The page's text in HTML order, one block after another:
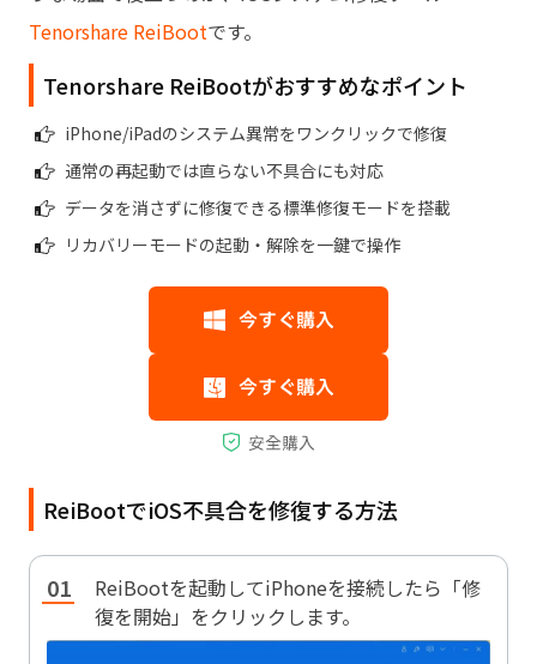
Tenorshare ReiBootです。
Tenorshare ReiBootがおすすめなポイント
iPhone/iPadのシステム異常をワンクリックで修復
通常の再起動では直らない不具合にも対応
データを消さずに修復できる標準修復モードを搭載
リカバリーモードの起動・解除を一鍵で操作
ReiBootでiOS不具合を修復する方法
ReiBootを起動してiPhoneを接続したら「修
復を開始」をクリックします。